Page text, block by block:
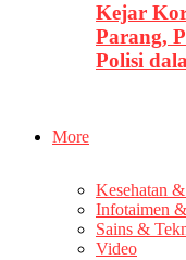
Kejar
Parang,
Polisi
More
Kesehatan
Infotaimen
Sains &
Video